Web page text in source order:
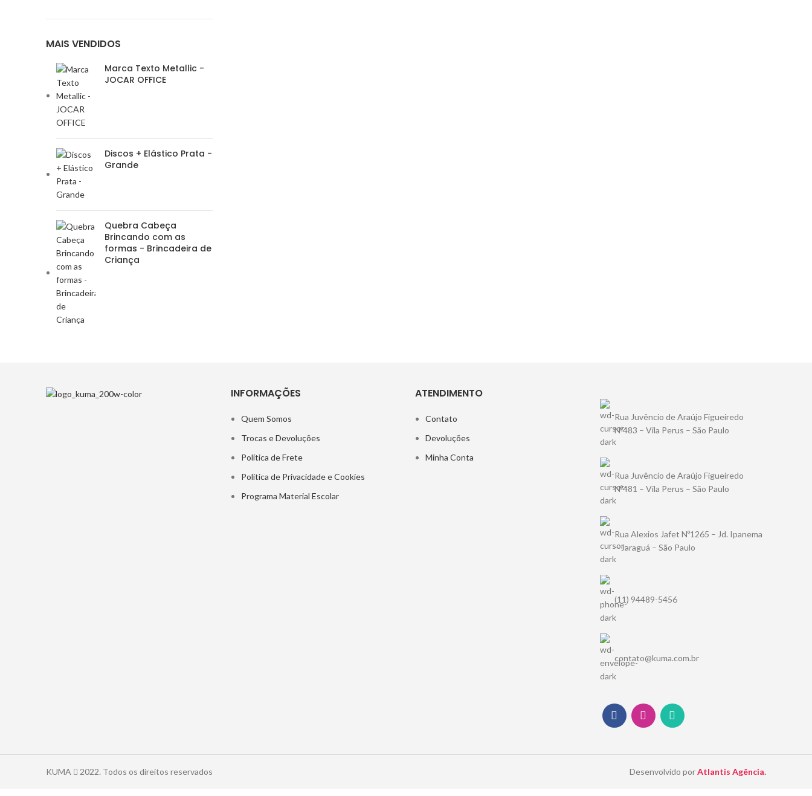
MAIS VENDIDOS
Marca Texto Metallic -
JOCAR OFFICE
Discos + Elástico Prata -
Grande
Quebra Cabeça
Brincando com as
formas - Brincadeira de
Criança
INFORMAÇÕES
Quem Somos
Trocas e Devoluções
Política de Frete
Política de Privacidade e Cookies
Programa Material Escolar
ATENDIMENTO
Contato
Devoluções
Minha Conta
Rua Juvêncio de Araújo Figueiredo
Nº483 – Vila Perus – São Paulo
Rua Juvêncio de Araújo Figueiredo
Nº481 – Vila Perus – São Paulo
Rua Alexios Jafet Nº1265 – Jd. Ipanema
– Jaraguá – São Paulo
(11) 94489-5456
contato@kuma.com.br
KUMA 2022. Todos os direitos reservados Desenvolvido porAtlantis Agência.